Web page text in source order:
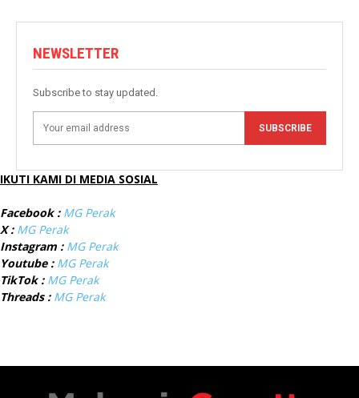
NEWSLETTER
Subscribe to stay updated.
SUBSCRIBE
IKUTI KAMI DI MEDIA SOSIAL
Facebook : MG Perak
X : MG Perak
Instagram : MG Perak
Youtube : MG Perak
TikTok : MG Perak
Threads : MG Perak